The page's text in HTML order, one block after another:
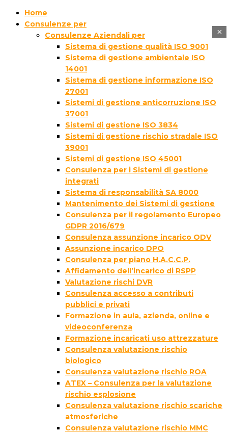
Home
Consulenze per
Consulenze Aziendali per
Sistema di gestione qualità ISO 9001
Sistema di gestione ambientale ISO
14001
Sistema di gestione informazione ISO
27001
Sistemi di gestione anticorruzione ISO
37001
Sistemi di gestione ISO 3834
Sistemi di gestione rischio stradale ISO
39001
Sistemi di gestione ISO 45001
Consulenza per i Sistemi di gestione
integrati
Sistema di responsabilità SA 8000
Mantenimento dei Sistemi di gestione
Consulenza per il regolamento Europeo
GDPR 2016/679
Consulenza assunzione incarico ODV
Assunzione incarico DPO
Consulenza per piano H.A.C.C.P.
Affidamento dell’incarico di RSPP
Valutazione rischi DVR
Consulenza accesso a contributi
pubblici e privati
Formazione in aula, azienda, online e
videoconferenza
Formazione incaricati uso attrezzature
Consulenza valutazione rischio
biologico
Consulenza valutazione rischio ROA
ATEX – Consulenza per la valutazione
rischio esplosione
Consulenza valutazione rischio scariche
atmosferiche
Consulenza valutazione rischio MMC
×